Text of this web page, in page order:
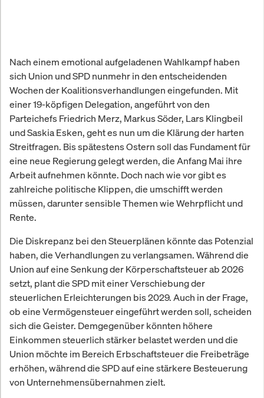
Nach einem emotional aufgeladenen Wahlkampf haben
sich Union und SPD nunmehr in den entscheidenden
Wochen der Koalitionsverhandlungen eingefunden. Mit
einer 19-köpfigen Delegation, angeführt von den
Parteichefs Friedrich Merz, Markus Söder, Lars Klingbeil
und Saskia Esken, geht es nun um die Klärung der harten
Streitfragen. Bis spätestens Ostern soll das Fundament für
eine neue Regierung gelegt werden, die Anfang Mai ihre
Arbeit aufnehmen könnte. Doch nach wie vor gibt es
zahlreiche politische Klippen, die umschifft werden
müssen, darunter sensible Themen wie Wehrpflicht und
Rente.
Die Diskrepanz bei den Steuerplänen könnte das Potenzial
haben, die Verhandlungen zu verlangsamen. Während die
Union auf eine Senkung der Körperschaftsteuer ab 2026
setzt, plant die SPD mit einer Verschiebung der
steuerlichen Erleichterungen bis 2029. Auch in der Frage,
ob eine Vermögensteuer eingeführt werden soll, scheiden
sich die Geister. Demgegenüber könnten höhere
Einkommen steuerlich stärker belastet werden und die
Union möchte im Bereich Erbschaftsteuer die Freibeträge
erhöhen, während die SPD auf eine stärkere Besteuerung
von Unternehmensübernahmen zielt.